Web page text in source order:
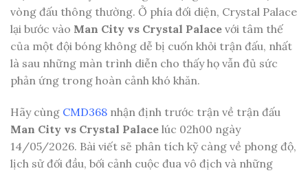
vòng đấu thông thường. Ở phía đối diện, Crystal Palace
lại bước vào Man City vs Crystal Palace với tâm thế
của một đội bóng không dễ bị cuốn khỏi trận đấu, nhất
là sau những màn trình diễn cho thấy họ vẫn đủ sức
phản ứng trong hoàn cảnh khó khăn.
Hãy cùng CMD368 nhận định trước trận về trận đấu
Man City vs Crystal Palace lúc 02h00 ngày
14/05/2026. Bài viết sẽ phân tích kỹ càng về phong độ,
lịch sử đối đầu, bối cảnh cuộc đua vô địch và những